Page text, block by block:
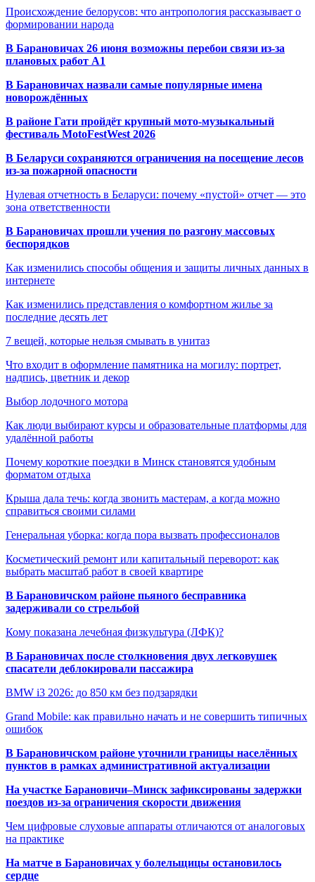
Происхождение белорусов: что антропология рассказывает о
формировании народа
В Барановичах 26 июня возможны перебои связи из-за
плановых работ A1
В Барановичах назвали самые популярные имена
новорождённых
В районе Гати пройдёт крупный мото-музыкальный
фестиваль MotoFestWest 2026
В Беларуси сохраняются ограничения на посещение лесов
из-за пожарной опасности
Нулевая отчетность в Беларуси: почему «пустой» отчет — это
зона ответственности
В Барановичах прошли учения по разгону массовых
беспорядков
Как изменились способы общения и защиты личных данных в
интернете
Как изменились представления о комфортном жилье за
последние десять лет
7 вещей, которые нельзя смывать в унитаз
Что входит в оформление памятника на могилу: портрет,
надпись, цветник и декор
Выбор лодочного мотора
Как люди выбирают курсы и образовательные платформы для
удалённой работы
Почему короткие поездки в Минск становятся удобным
форматом отдыха
Крыша дала течь: когда звонить мастерам, а когда можно
справиться своими силами
Генеральная уборка: когда пора вызвать профессионалов
Косметический ремонт или капитальный переворот: как
выбрать масштаб работ в своей квартире
В Барановичском районе пьяного бесправника
задерживали со стрельбой
Кому показана лечебная физкультура (ЛФК)?
В Барановичах после столкновения двух легковушек
спасатели деблокировали пассажира
BMW i3 2026: до 850 км без подзарядки
Grand Mobile: как правильно начать и не совершить типичных
ошибок
В Барановичском районе уточнили границы населённых
пунктов в рамках административной актуализации
На участке Барановичи–Минск зафиксированы задержки
поездов из-за ограничения скорости движения
Чем цифровые слуховые аппараты отличаются от аналоговых
на практике
На матче в Барановичах у болельщицы остановилось
сердце